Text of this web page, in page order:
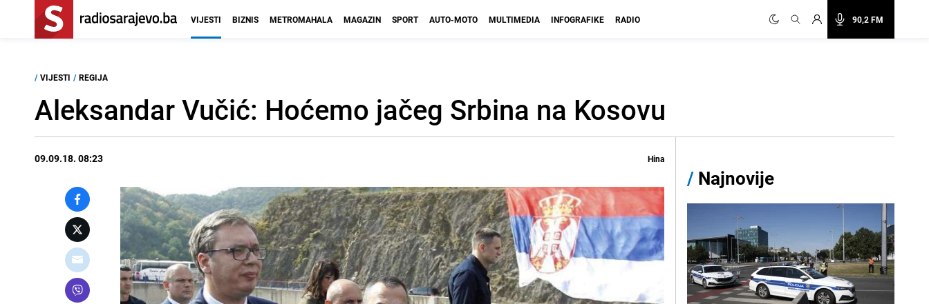
90,2 FM
VIJESTI BIZNIS METROMAHALA MAGAZIN SPORT AUTO-MOTO MULTIMEDIA INFOGRAFIKE RADIO
/ VIJESTI / REGIJA
Aleksandar Vučić: Hoćemo jačeg Srbina na Kosovu
09.09.18. 08:23 Hina
/ Najnovije